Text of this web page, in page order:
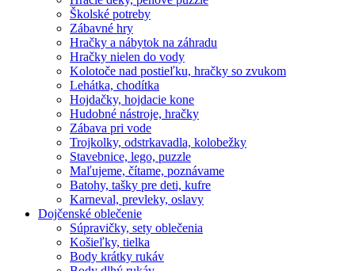
Školské potreby
Zábavné hry
Hračky a nábytok na záhradu
Hračky nielen do vody
Kolotoče nad postieľku, hračky so zvukom
Lehátka, chodítka
Hojdačky, hojdacie kone
Hudobné nástroje, hračky
Zábava pri vode
Trojkolky, odstrkavadla, kolobežky
Stavebnice, lego, puzzle
Maľujeme, čítame, poznávame
Batohy, tašky pre deti, kufre
Karneval, prevleky, oslavy
Dojčenské oblečenie
Súpravičky, sety oblečenia
Košieľky, tielka
Body krátky rukáv